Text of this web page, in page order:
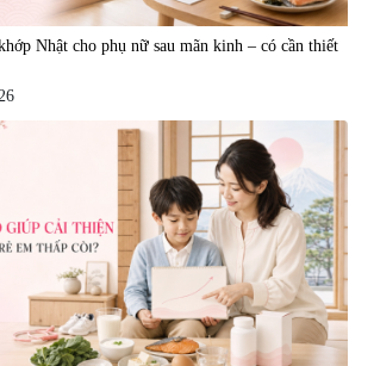
Shoji
Viên uống hỗ trợ cải thiện thoát
vị đĩa đệm Kyoto Has 30 viên
|14.560
1.600.000 đ
Nhật cho phụ nữ sau mãn kinh – có cần thiết